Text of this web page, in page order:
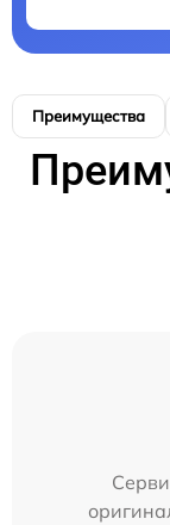
Преимущества